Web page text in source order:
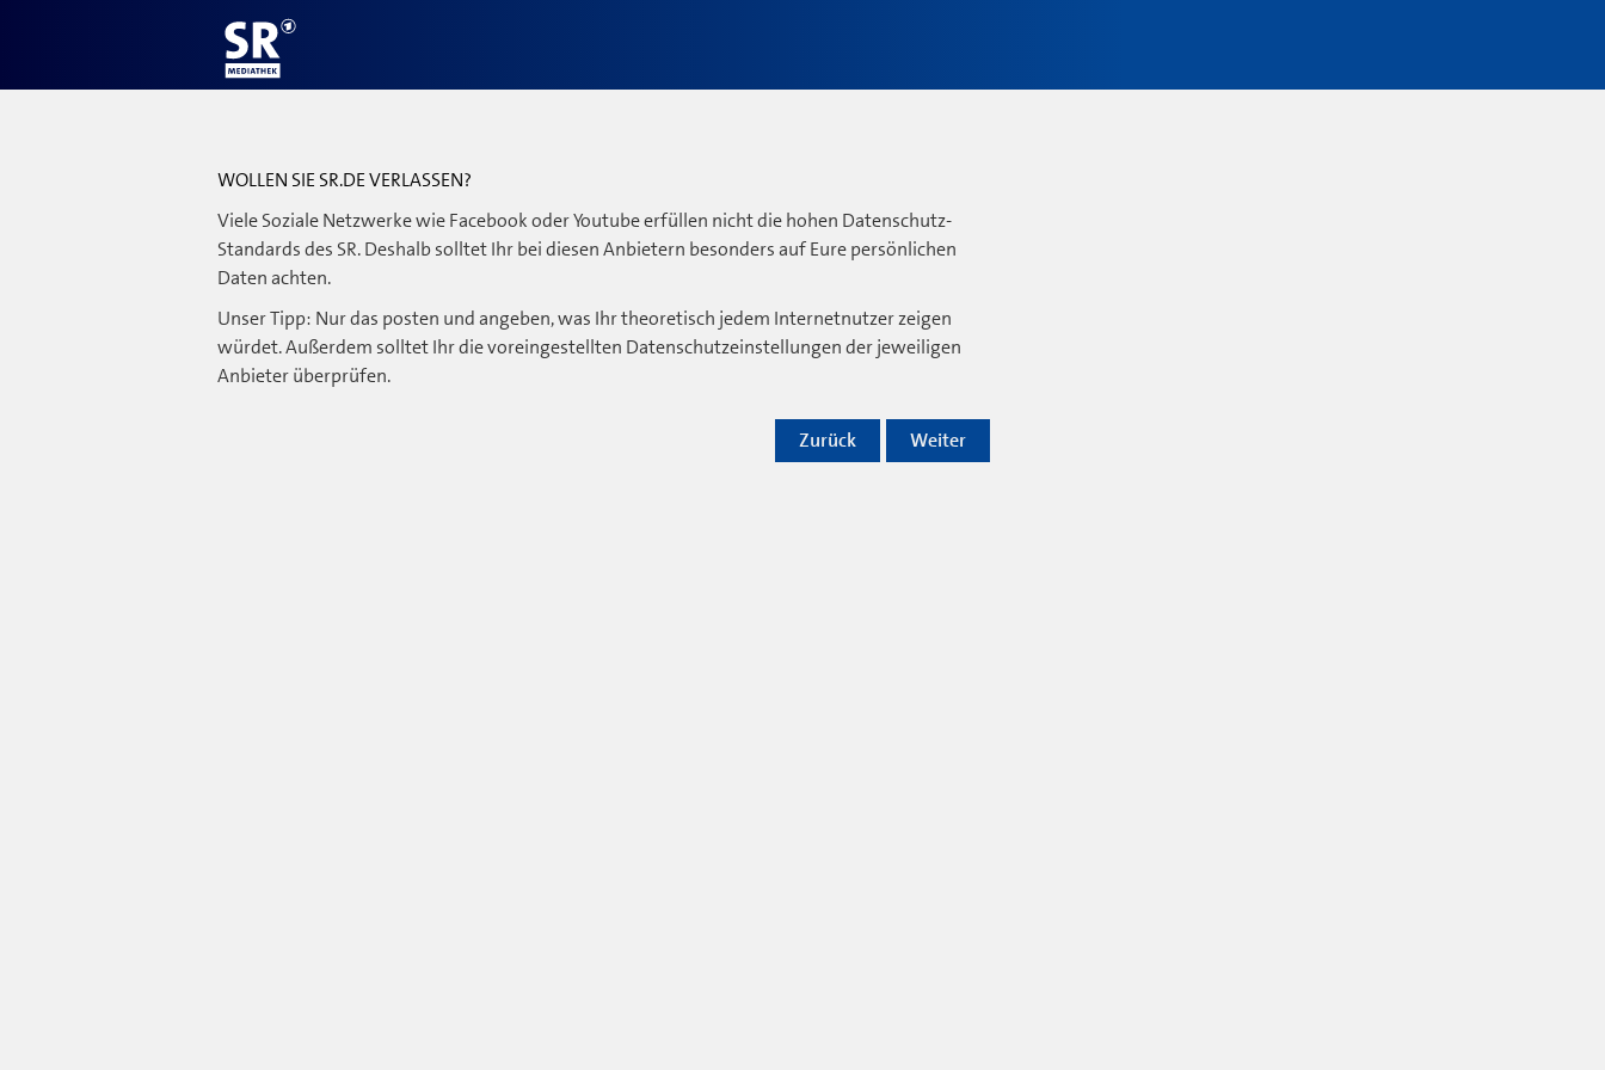
WOLLEN SIE SR.DE VERLASSEN?
Viele Soziale Netzwerke wie Facebook oder Youtube erfüllen nicht die hohen Datenschutz-
Standards des SR. Deshalb solltet Ihr bei diesen Anbietern besonders auf Eure persönlichen
Daten achten.
Unser Tipp: Nur das posten und angeben, was Ihr theoretisch jedem Internetnutzer zeigen
würdet. Außerdem solltet Ihr die voreingestellten Datenschutzeinstellungen der jeweiligen
Anbieter überprüfen.
Weiter
Zurück